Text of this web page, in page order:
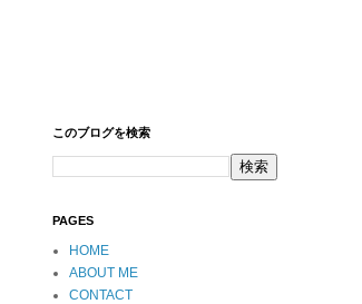
このブログを検索
PAGES
HOME
ABOUT ME
CONTACT